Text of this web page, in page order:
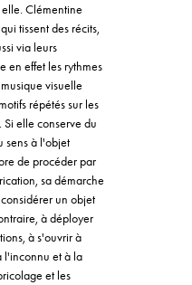
Clémentine
tissent des récits,
via leurs
en effet les rythmes
visuelle
répétés sur les
Si elle conserve du
sens à l'objet
de procéder par
sa démarche
un objet
à déployer
à s'ouvrir à
l'inconnu et à la
et les